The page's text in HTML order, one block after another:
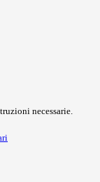
necessarie.